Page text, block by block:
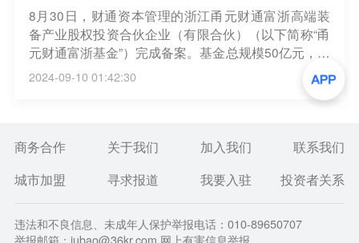
8月30日，财通资本管理的浙江甬元财通富浙高端装
备产业股权投资合伙企业（有限合伙）（以下简称“甬
元财通富浙基金”）完成备案。基金总规模50亿元，由
财通资本担任管理人，浙江省产投集团有限公司担任
GP2，联合浙江省产业基金有限公司、宁波市甬元投
资基金有限公司、宁波市鄞金股权投资有限公司共同
并引入产业、金融等资源。该基金主要围绕“415X”先
装备产业，80%投向直投项目（含定向基金），20%
2024-09-10 01:42:30
商务合作 关于我们 加入我们
联系我们
城市加盟
寻求报道 我要入驻 投资者关系
违法和不良信息、未成年人保护举报电话：010-89650707